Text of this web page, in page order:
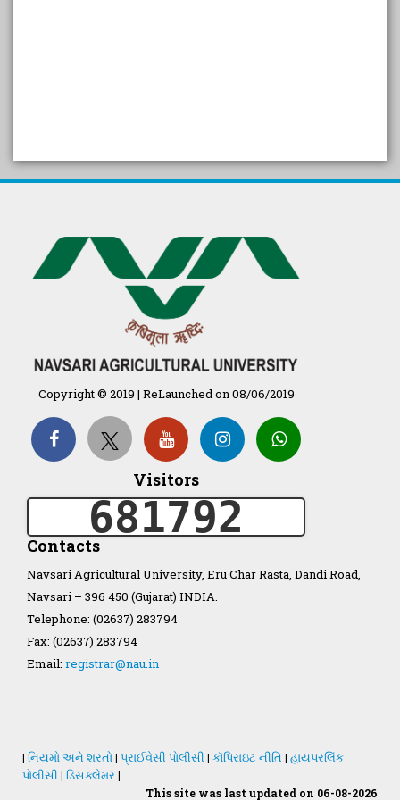
in Gujarati
દેશી ગાય આધારિત પ્રાકૃતિક ખેતી
गुणवत्ता युक्त कृषि-शिक्षा एक पहल" - भारतीय
कृषि अनुसंधान परिषद की 25वीं अखिल
भारतीय कृषि प्रवेश परीक्षा 2020
Organization Structure
ખેડુત માર્ગદર્શિકા
Accreditation Certificate
GAU Act 2004
Statastics
Copyright © 2019 | ReLaunched on 08/06/2019
Visitors
681792
Contacts
Navsari Agricultural University, Eru Char Rasta, Dandi Road,
Navsari – 396 450 (Gujarat) INDIA.
Telephone: (02637) 283794
Fax: (02637) 283794
Email: registrar@nau.in
| નિયમો અને શરતો| પ્રાઈવેસી પોલીસી | કૉપિરાઇટ નીતિ | હાયપરલિંક
પોલીસી | ડિસક્લેમર |
This site was last updated on 06-08-2026